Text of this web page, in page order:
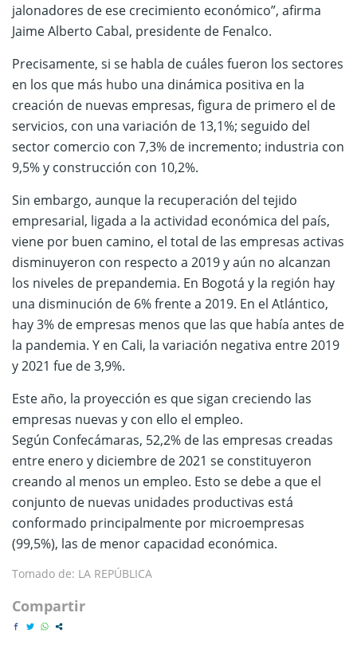
jalonadores de ese crecimiento económico”, afirma
Jaime Alberto Cabal, presidente de Fenalco.
Precisamente, si se habla de cuáles fueron los sectores
en los que más hubo una dinámica positiva en la
creación de nuevas empresas, figura de primero el de
servicios, con una variación de 13,1%; seguido del
sector comercio con 7,3% de incremento; industria con
9,5% y construcción con 10,2%.
Sin embargo, aunque la recuperación del tejido
empresarial, ligada a la actividad económica del país,
viene por buen camino, el total de las empresas activas
disminuyeron con respecto a 2019 y aún no alcanzan
los niveles de prepandemia. En Bogotá y la región hay
una disminución de 6% frente a 2019. En el Atlántico,
hay 3% de empresas menos que las que había antes de
la pandemia. Y en Cali, la variación negativa entre 2019
y 2021 fue de 3,9%.
Este año, la proyección es que sigan creciendo las
empresas nuevas y con ello el empleo.
Según Confecámaras, 52,2% de las empresas creadas
entre enero y diciembre de 2021 se constituyeron
creando al menos un empleo. Esto se debe a que el
conjunto de nuevas unidades productivas está
conformado principalmente por microempresas
(99,5%), las de menor capacidad económica.
Tomado de: LA REPÚBLICA
Compartir